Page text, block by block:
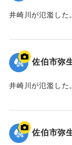
井崎川が氾濫した
｜固有コード:
佐伯市弥
井崎川が氾濫した
｜固有コード:
佐伯市弥